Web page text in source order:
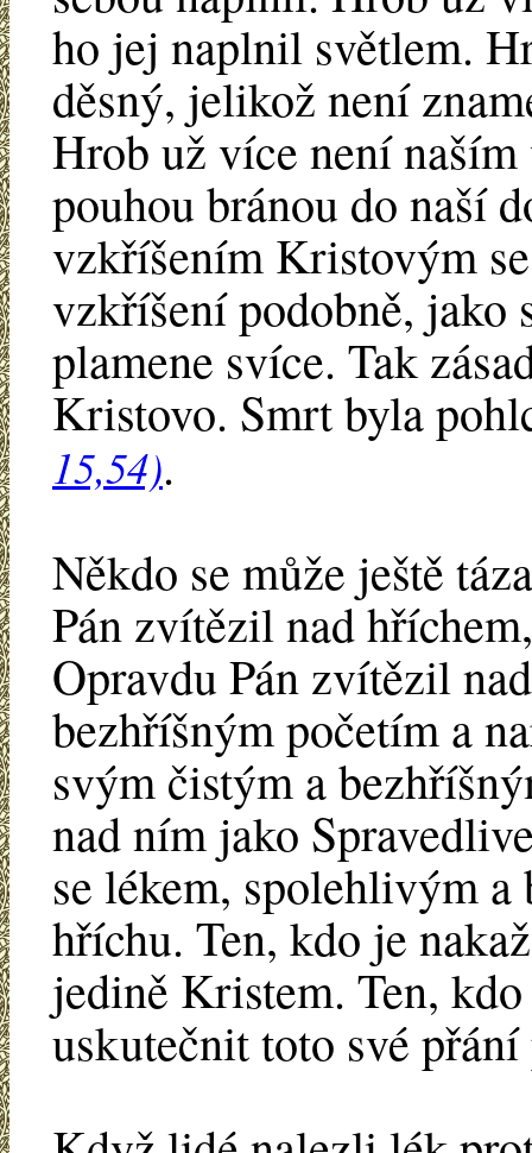
ho jej naplnil světlem.
děsný, jelikož není
Hrob už více není
pouhou bránou do naší
vzkříšením Kristovým
vzkříšení podobně, jako
plamene svíce. Tak
Kristovo. Smrt byla
15,54).
Někdo se může ještě
Pán zvítězil nad
Opravdu Pán zvítězil
bezhříšným početím a
svým čistým a
nad ním jako
se lékem, spolehlivým
hříchu. Ten, kdo je
jedině Kristem. Ten,
uskutečnit toto své